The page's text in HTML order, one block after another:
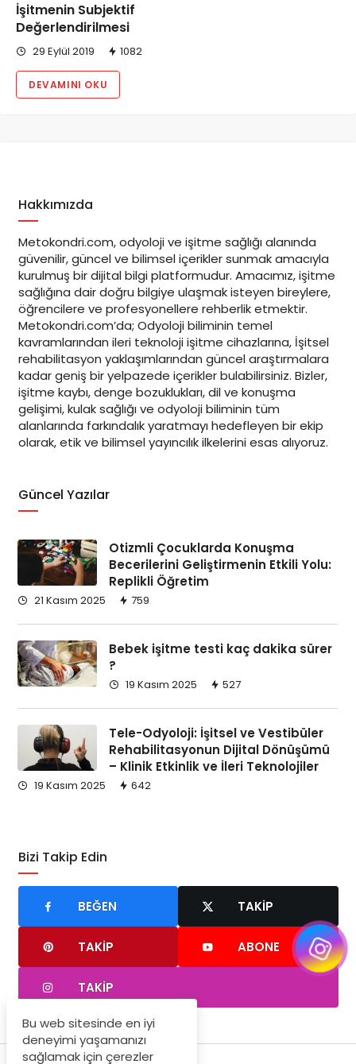
İşitmenin Subjektif
Değerlendirilmesi
29 Eylül 2019 1082
DEVAMINI OKU
Hakkımızda
Metokondri.com, odyoloji ve işitme sağlığı alanında
güvenilir, güncel ve bilimsel içerikler sunmak amacıyla
kurulmuş bir dijital bilgi platformudur. Amacımız, işitme
sağlığına dair doğru bilgiye ulaşmak isteyen bireylere,
öğrencilere ve profesyonellere rehberlik etmektir.
Metokondri.com’da; Odyoloji biliminin temel
kavramlarından ileri teknoloji işitme cihazlarına, İşitsel
rehabilitasyon yaklaşımlarından güncel araştırmalara
kadar geniş bir yelpazede içerikler bulabilirsiniz. Bizler,
işitme kaybı, denge bozuklukları, dil ve konuşma
gelişimi, kulak sağlığı ve odyoloji biliminin tüm
alanlarında farkındalık yaratmayı hedefleyen bir ekip
olarak, etik ve bilimsel yayıncılık ilkelerini esas alıyoruz.
Güncel Yazılar
Otizmli Çocuklarda Konuşma
Becerilerini Geliştirmenin Etkili Yolu:
Replikli Öğretim
21 Kasım 2025 759
Bebek işitme testi kaç dakika sürer
?
19 Kasım 2025 527
Tele-Odyoloji: İşitsel ve Vestibüler
Rehabilitasyonun Dijital Dönüşümü
– Klinik Etkinlik ve İleri Teknolojiler
19 Kasım 2025 642
Bizi Takip Edin
BEĞEN TAKIP
TAKIP ABONE
TAKIP
Bu web sitesinde en iyi
deneyimi yaşamanızı
sağlamak için çerezler